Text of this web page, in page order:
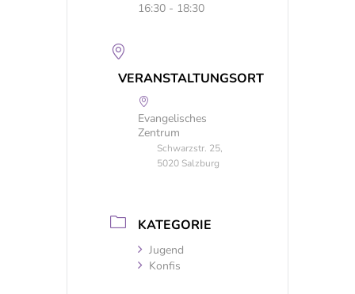
16:30 - 18:30
VERANSTALTUNGSORT
Evangelisches
Zentrum
Schwarzstr. 25,
5020 Salzburg
KATEGORIE
Jugend
Konfis